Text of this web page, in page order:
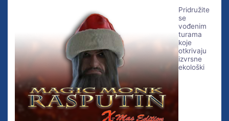
Pridružite
se
vođenim
turama
koje
otkrivaju
izvrsne
ekološki